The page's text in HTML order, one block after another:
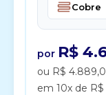
Cobre
por R$
ou R$
em 10x de